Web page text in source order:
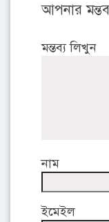
আপনার
মন্তব্য লিখুন
নাম
ইমেইল